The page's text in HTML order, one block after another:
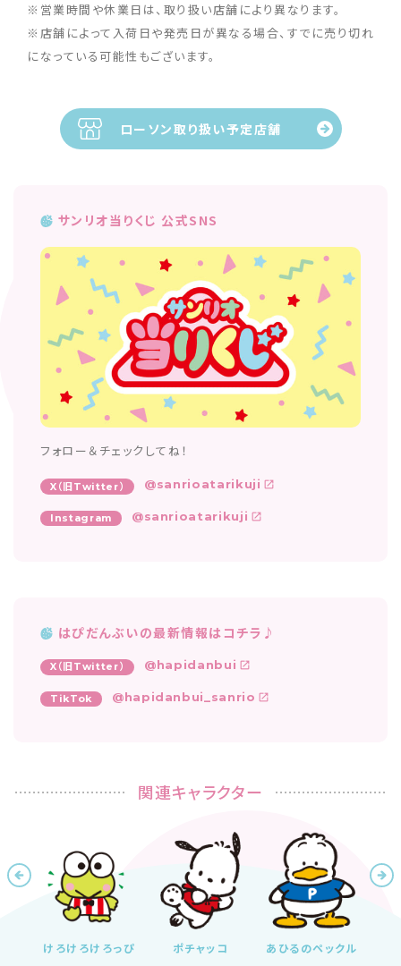
※営業時間や休業日は、取り扱い店舗により異なります。
※店舗によって入荷日や発売日が異なる場合、すでに売り切れ
になっている可能性もございます。
ローソン取り扱い予定店舗
サンリオ当りくじ 公式SNS
フォロー＆チェックしてね！
X（旧Twitter） @sanrioatarikuji
Instagram @sanrioatarikuji
はぴだんぶいの最新情報はコチラ♪
X（旧Twitter） @hapidanbui
TikTok @hapidanbui_sanrio
関連キャラクター
けろけろけろっぴ ポチャッコ あひるのペックル